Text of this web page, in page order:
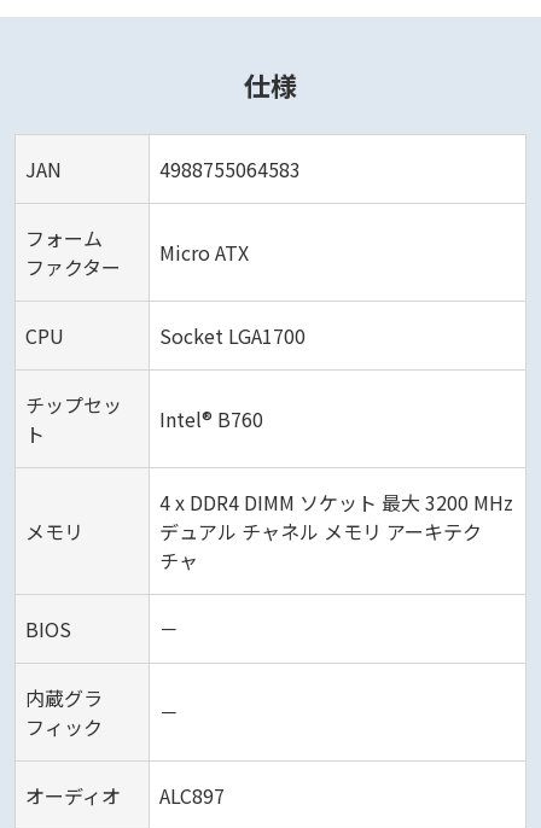
仕様
JAN 4988755064583
フォーム
ファクター
Micro ATX
CPU Socket LGA1700
チップセッ
ト
Intel® B760
メモリ
4 x DDR4 DIMM ソケット 最大 3200 MHz
デュアル チャネル メモリ アーキテク
チャ
BIOS －
内蔵グラ
フィック
－
オーディオ ALC897